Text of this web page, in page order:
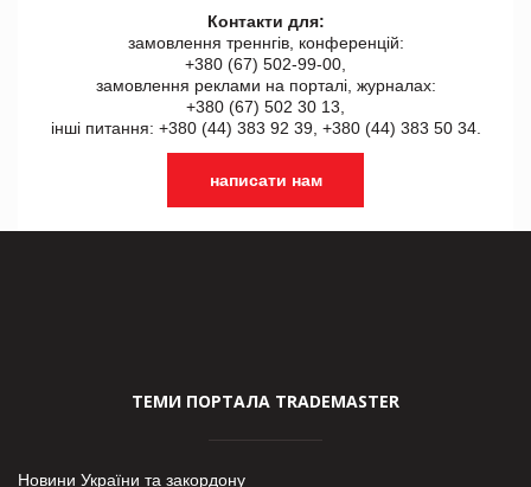
Контакти для:
замовлення треннгів, конференцій:
+380 (67) 502-99-00,
замовлення реклами на порталі, журналах:
+380 (67) 502 30 13,
інші питання: +380 (44) 383 92 39, +380 (44) 383 50 34.
написати нам
ТЕМИ ПОРТАЛА TRADEMASTER
Новини України та закордону